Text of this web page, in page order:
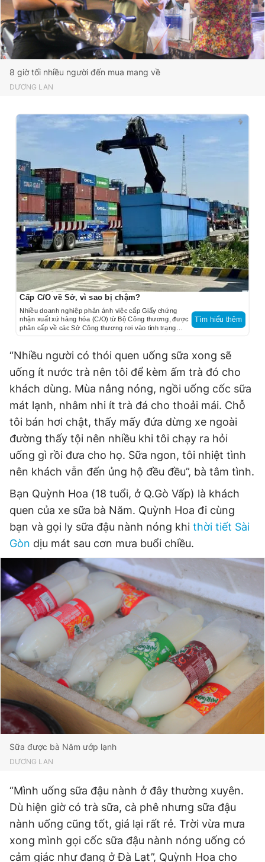
8 giờ tối nhiều người đến mua mang về
DƯƠNG LAN
Cấp C/O về Sở, vì sao bị chậm?
Nhiều doanh nghiệp phản ánh việc cấp Giấy chứng
nhận xuất xứ hàng hóa (C/O) từ Bộ Công thương, được
phân cấp về các Sở Công thương rơi vào tình trạng
chậm xử lý hồ sơ, ảnh hưởng nhiều đến tiến độ giao
Tìm hiểu thêm
“Nhiều người có thói quen uống sữa xong sẽ
uống ít nước trà nên tôi để kèm ấm trà đó cho
khách dùng. Mùa nắng nóng, ngồi uống cốc sữa
mát lạnh, nhâm nhi ít trà đá cho thoải mái. Chỗ
tôi bán hơi chật, thấy mấy đứa dừng xe ngoài
đường thấy tội nên nhiều khi tôi chạy ra hỏi
uống gì rồi đưa cho họ. Sữa ngon, tôi nhiệt tình
nên khách vẫn đến ủng hộ đều đều”, bà tâm tình.
Bạn Quỳnh Hoa (18 tuổi, ở Q.Gò Vấp) là khách
quen của xe sữa bà Năm. Quỳnh Hoa đi cùng
bạn và gọi ly sữa đậu nành nóng khi thời tiết Sài
Gòn dịu mát sau cơn mưa buổi chiều.
Sữa được bà Năm ướp lạnh
DƯƠNG LAN
“Mình uống sữa đậu nành ở đây thường xuyên.
Dù hiện giờ có trà sữa, cà phê nhưng sữa đậu
nành uống cũng tốt, giá lại rất rẻ. Trời vừa mưa
xong mình gọi cốc sữa đậu nành nóng uống có
cảm giác như đang ở Đà Lạt”, Quỳnh Hoa cho